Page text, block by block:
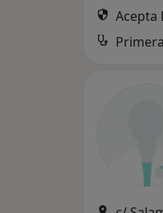
Acepta